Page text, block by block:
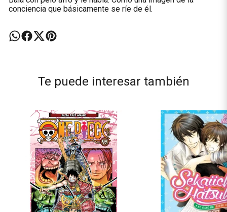
conciencia que básicamente se ríe de él.
Te puede interesar también